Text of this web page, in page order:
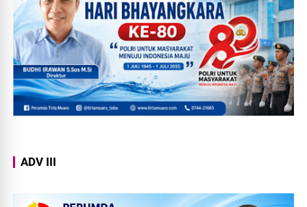
ADV III